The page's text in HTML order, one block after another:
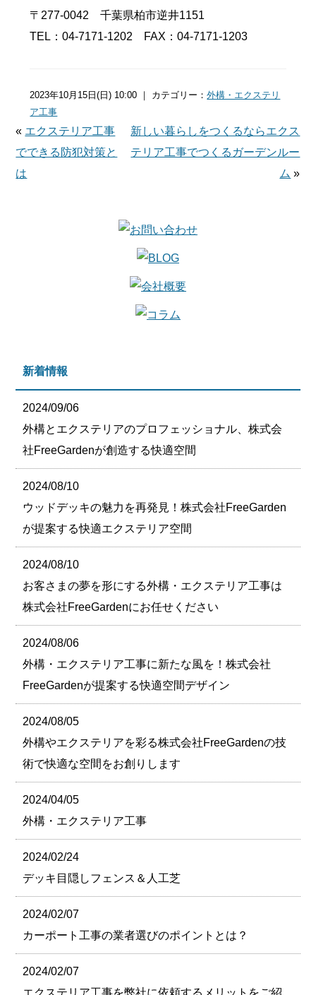
〒277-0042 千葉県柏市逆井1151
TEL：04-7171-1202 FAX：04-7171-1203
2023年10月15日(日) 10:00 ｜ カテゴリー：外構・エクステリ
ア工事
« エクステリア工事
でできる防犯対策と
は
新しい暮らしをつくるならエクス
テリア工事でつくるガーデンルー
ム »
新着情報
2024/09/06
外構とエクステリアのプロフェッショナル、株式会
社FreeGardenが創造する快適空間
2024/08/10
ウッドデッキの魅力を再発見！株式会社FreeGarden
が提案する快適エクステリア空間
2024/08/10
お客さまの夢を形にする外構・エクステリア工事は
株式会社FreeGardenにお任せください
2024/08/06
外構・エクステリア工事に新たな風を！株式会社
FreeGardenが提案する快適空間デザイン
2024/08/05
外構やエクステリアを彩る株式会社FreeGardenの技
術で快適な空間をお創りします
2024/04/05
外構・エクステリア工事
2024/02/24
デッキ目隠しフェンス＆人工芝
2024/02/07
カーポート工事の業者選びのポイントとは？
2024/02/07
エクステリア工事を弊社に依頼するメリットをご紹